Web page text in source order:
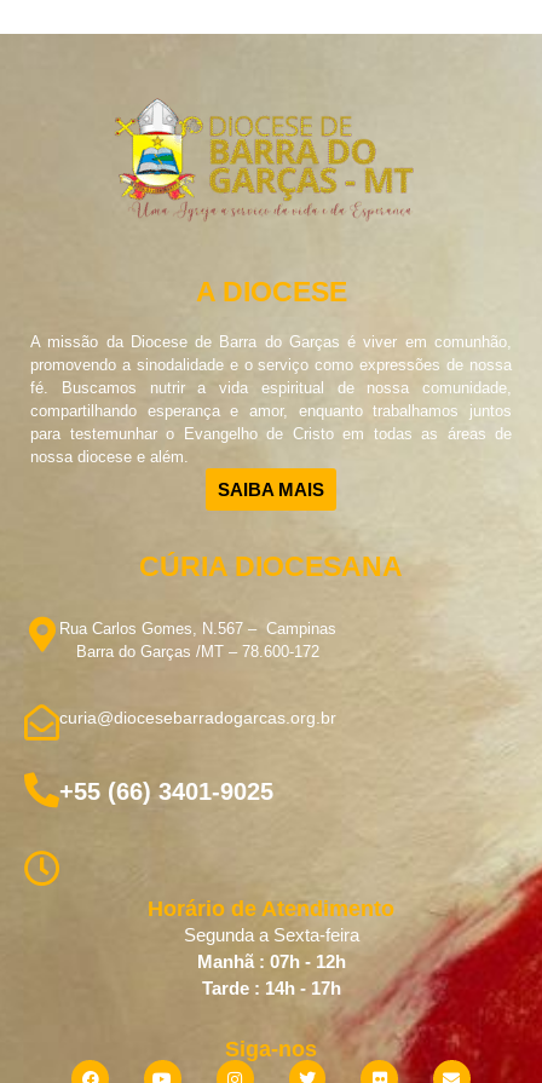
A DIOCESE
A missão da Diocese de Barra do Garças é viver em comunhão,
promovendo a sinodalidade e o serviço como expressões de nossa
fé. Buscamos nutrir a vida espiritual de nossa comunidade,
compartilhando esperança e amor, enquanto trabalhamos juntos
para testemunhar o Evangelho de Cristo em todas as áreas de
nossa diocese e além.
SAIBA MAIS
CÚRIA DIOCESANA
Rua Carlos Gomes, N.567 – Campinas
Barra do Garças /MT – 78.600-172
curia@diocesebarradogarcas.org.br
+55 (66) 3401-9025
Horário de Atendimento
Segunda a Sexta-feira
Manhã : 07h - 12h
Tarde : 14h - 17h
Siga-nos